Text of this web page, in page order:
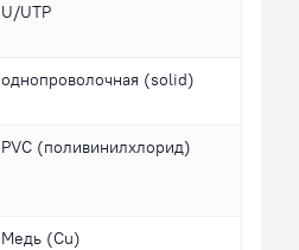
U/UTP
однопроволочная (solid)
PVC (поливинилхлорид)
Медь (Cu)